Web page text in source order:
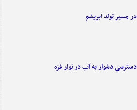
در مسیر تولد ابریشم
دسترسی دشوار به آب در نوار غزه